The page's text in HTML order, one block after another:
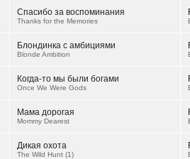
Спасибо за воспоминания
Thanks for the Memories
Блондинка с амбициями
Blonde Ambition
Когда-то мы были богами
Once We Were Gods
Мама дорогая
Mommy Dearest
Дикая охота
The Wild Hunt (1)